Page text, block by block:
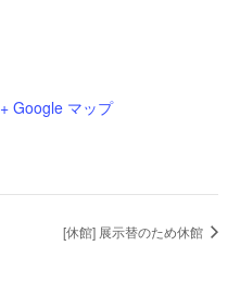
+ Google マップ
[休館] 展示替のため休館